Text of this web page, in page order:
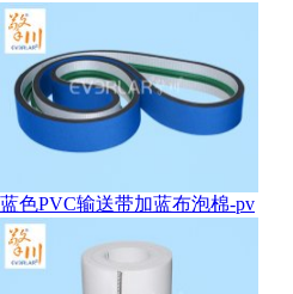
蓝色PVC输送带加蓝布泡棉-pv